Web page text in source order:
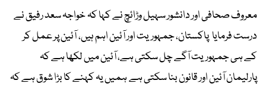
معروف صحافی اور دانشور سہیل وڑائچ نے کہا کہ خواجہ سعد رفیق نے
درست فرمایا پاکستان، جمہوریت اور آئین اہم ہیں، آئین پر عمل کر
کے ہی جمہوریت آگے چل سکتی ہے، آئین میں لکھا ہے کہ
پارلیمان آئین اور قانون بنا سکتی ہے ہمیں یہ کہنے کا بڑا شوق ہے کہ